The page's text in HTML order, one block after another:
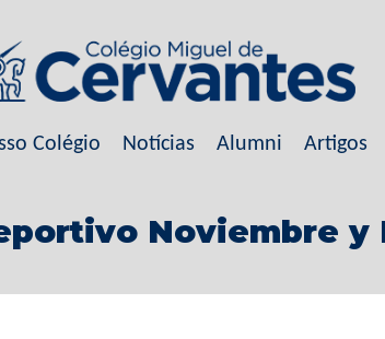
Colégio Notícias Alumni Artigos
Noviembre y